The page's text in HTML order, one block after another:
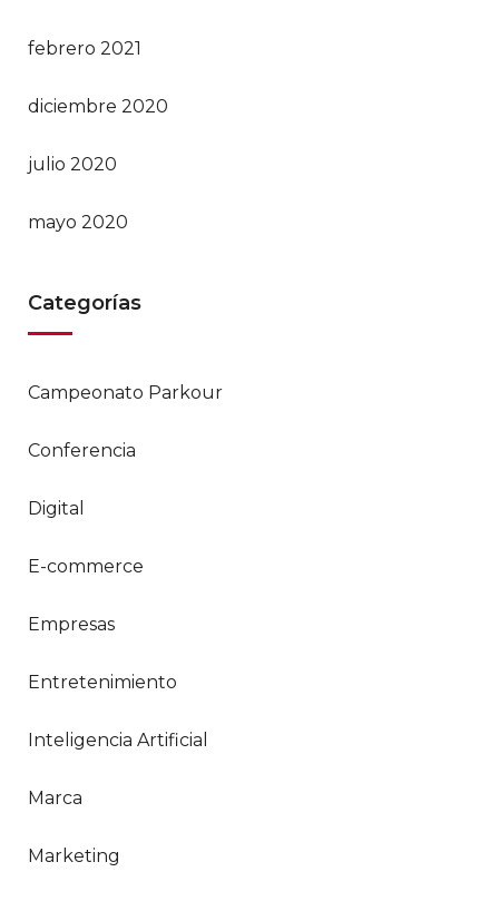
febrero 2021
diciembre 2020
julio 2020
mayo 2020
Categorías
Campeonato Parkour
Conferencia
Digital
E-commerce
Empresas
Entretenimiento
Inteligencia Artificial
Marca
Marketing